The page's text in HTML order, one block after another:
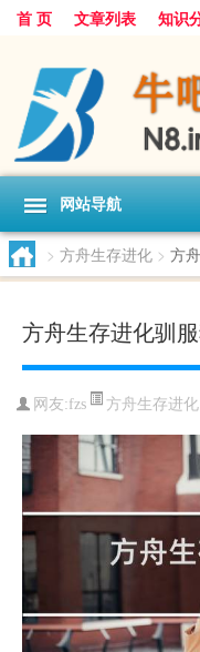
首 页 文章列表 知识
网站导航
> 方舟生存进化 > 方
方舟生存进化驯
网友:fzs 方舟生存进化